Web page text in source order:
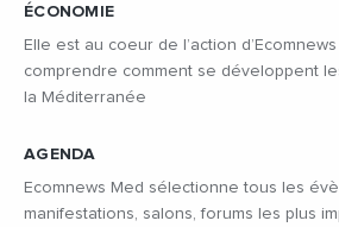
ÉCONOMIE
Elle est au coeur de l’action
comprendre comment se développent
la Méditerranée
AGENDA
Ecomnews Med sélectionne tous les
manifestations, salons, forums les plus